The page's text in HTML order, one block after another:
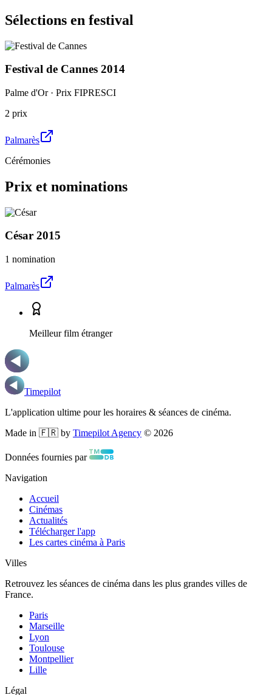
Sélections en festival
Festival de Cannes 2014
Palme d'Or · Prix FIPRESCI
2 prix
Palmarès
Cérémonies
Prix et nominations
César 2015
1 nomination
Palmarès
Meilleur film étranger
Timepilot
L'application ultime pour les horaires & séances de cinéma.
Made in 🇫🇷 by Timepilot Agency © 2026
Données fournies par
Navigation
Accueil
Cinémas
Actualités
Télécharger l'app
Les cartes cinéma à Paris
Villes
Retrouvez les séances de cinéma dans les plus grandes villes de
France.
Paris
Marseille
Lyon
Toulouse
Montpellier
Lille
Légal